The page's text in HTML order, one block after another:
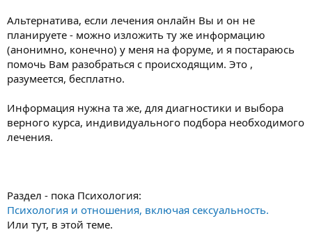
Альтернатива, если лечения онлайн Вы и он не
планируете - можно изложить ту же информацию
(анонимно, конечно) у меня на форуме, и я постараюсь
помочь Вам разобраться с происходящим. Это ,
разумеется, бесплатно.
Информация нужна та же, для диагностики и выбора
верного курса, индивидуального подбора необходимого
лечения.
Раздел - пока Психология:
Психология и отношения, включая сексуальность.
Или тут, в этой теме.